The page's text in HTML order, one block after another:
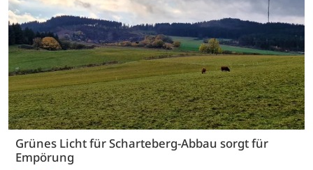
Grünes Licht für Scharteberg-Abbau sorgt für
Empörung